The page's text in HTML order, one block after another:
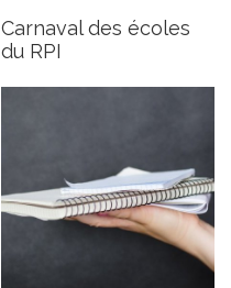
Carnaval des écoles
du RPI